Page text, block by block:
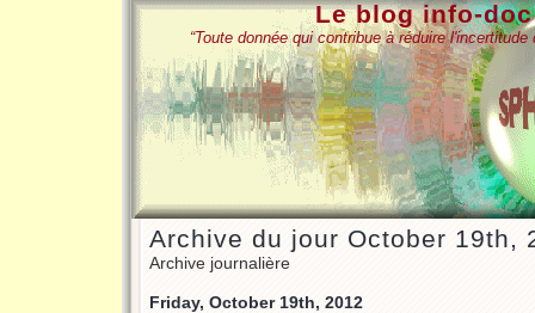
Le blog info-
“Toute donnée qui contribue à réduire
Archive du jour October 19th,
Archive journalière
Friday, October 19th, 2012